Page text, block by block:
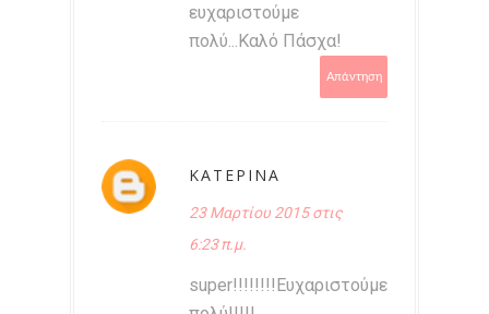
ευχαριστούμε
πολύ...Καλό Πάσχα!
Απάντηση
ΚΑΤΕΡΙΝΑ
23 Μαρτίου 2015 στις
6:23 π.μ.
super!!!!!!!!Ευχαριστούμε